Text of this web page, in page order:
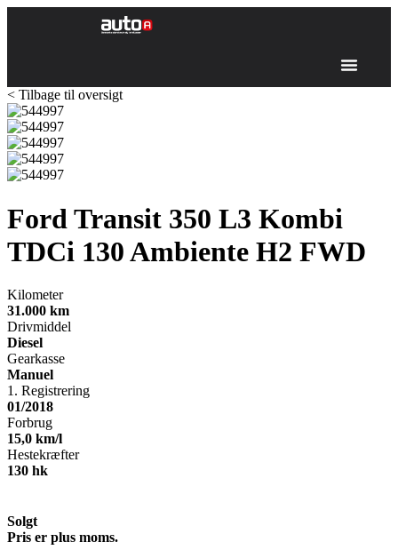
< Tilbage til oversigt
Ford Transit 350 L3 Kombi
TDCi 130 Ambiente H2 FWD
Kilometer
31.000 km
Drivmiddel
Diesel
Gearkasse
Manuel
1. Registrering
01/2018
Forbrug
15,0 km/l
Hestekræfter
130 hk
Solgt